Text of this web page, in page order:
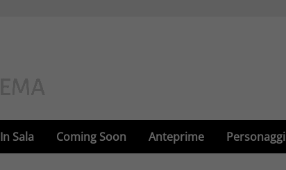
In Sala Coming Soon Anteprime Personaggi